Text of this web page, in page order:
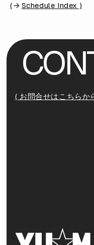
( Schedule Index )
CON
( お問合せはこちらか